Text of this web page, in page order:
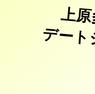
上
デー